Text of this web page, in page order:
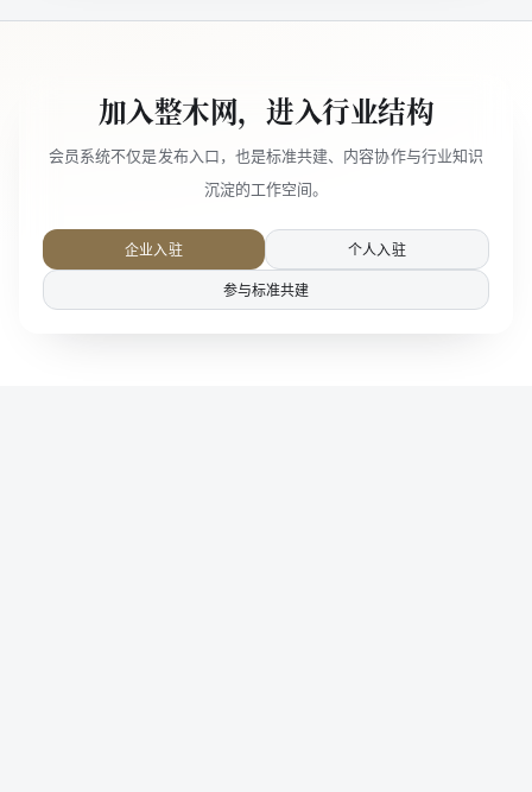
加入整木网，进入行业结构
会员系统不仅是发布入口，也是标准共建、内容协作与行业知识
沉淀的工作空间。
企业入驻
个人入驻
参与标准共建